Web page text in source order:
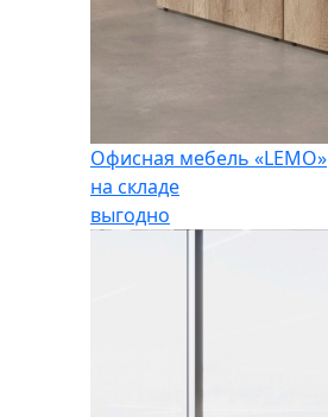
Офисная мебель «LEMO»
на складе
выгодно